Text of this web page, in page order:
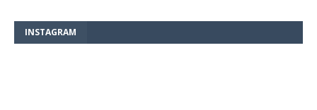
INSTAGRAM